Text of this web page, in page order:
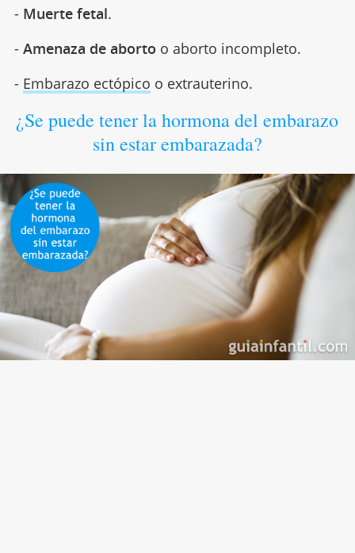
- Muerte fetal.
- Amenaza de aborto o aborto incompleto.
- Embarazo ectópico o extrauterino.
¿Se puede tener la hormona del embarazo
sin estar embarazada?